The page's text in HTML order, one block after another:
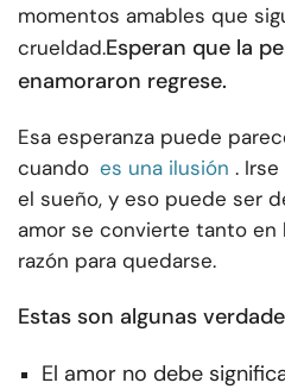
momentos amables que
crueldad.Esperan que la
enamoraron regrese.
Esa esperanza puede
cuando es una ilusión .
el sueño, y eso puede ser
amor se convierte tanto en
razón para quedarse.
Estas son algunas
El amor no debe